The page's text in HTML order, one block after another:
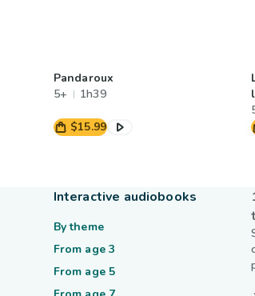
Pandaroux
5+
1h39
$15.99
Interactive audiobooks
By theme
From age 3
From age 5